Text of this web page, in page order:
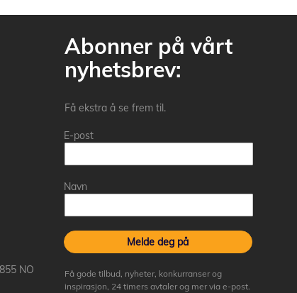
NO
Abonner på vårt
nyhetsbrev:
Få ekstra å se frem til.
E-post
Navn
Melde deg på
Få gode tilbud, nyheter, konkurranser og
inspirasjon, 24 timers avtaler og mer via e-post.